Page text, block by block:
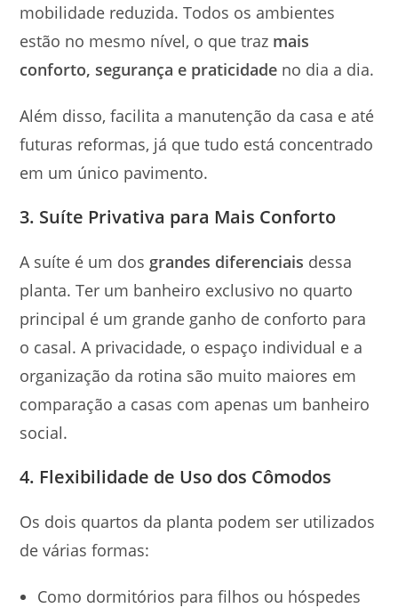
mobilidade reduzida. Todos os ambientes
estão no mesmo nível, o que traz mais
conforto, segurança e praticidade no dia a dia.
Além disso, facilita a manutenção da casa e até
futuras reformas, já que tudo está concentrado
em um único pavimento.
3. Suíte Privativa para Mais Conforto
A suíte é um dos grandes diferenciais dessa
planta. Ter um banheiro exclusivo no quarto
principal é um grande ganho de conforto para
o casal. A privacidade, o espaço individual e a
organização da rotina são muito maiores em
comparação a casas com apenas um banheiro
social.
4. Flexibilidade de Uso dos Cômodos
Os dois quartos da planta podem ser utilizados
de várias formas:
Como dormitórios para filhos ou hóspedes